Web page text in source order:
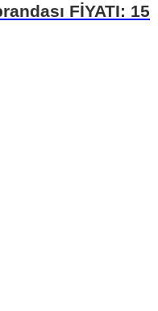
FİYATI: 15